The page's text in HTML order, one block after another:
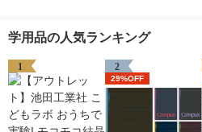
学用品の人気ランキング
1 2
29%OFF